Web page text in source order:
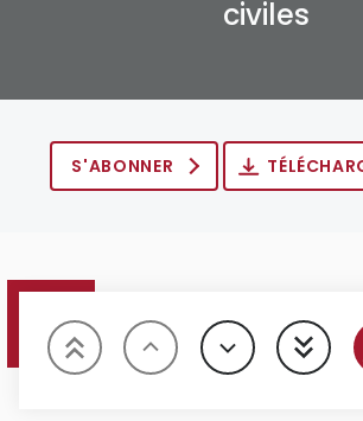
civiles
S'ABONNER